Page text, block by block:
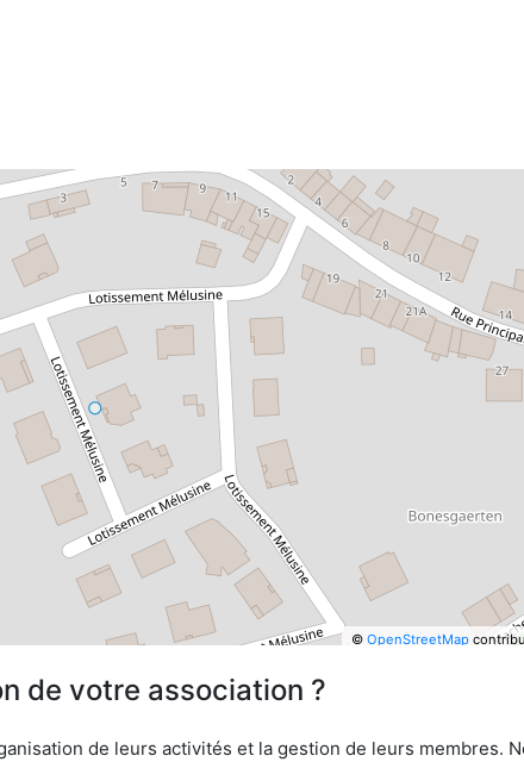
© OpenStreetMap
de votre association ?
de leurs activités et la gestion de leurs